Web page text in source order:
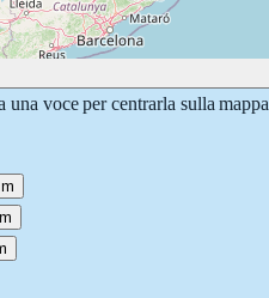
una voce per centrarla sulla mappa